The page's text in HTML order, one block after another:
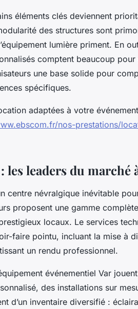
éléments clés deviennent
des structures sont
lumière priment. En
comptent beaucoup
une base solide pour
spécifiques.
adaptées à votre
nos-prestations/
les leaders du marché
centre névralgique inévitable
proposent une gamme
locaux. Le services
faire pointu, incluant la mise à
un rendu professionnel.
événementiel Var
des installations sur
d’un inventaire diversifié :